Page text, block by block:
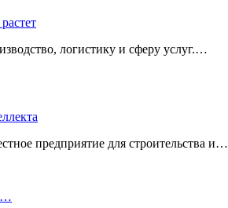
логистику и сферу услуг.…
предприятие для строительства и…